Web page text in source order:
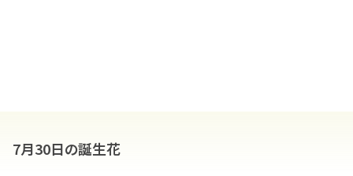
7月30日の誕生花